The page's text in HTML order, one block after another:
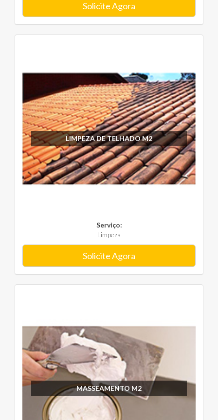
Solicite Agora
LIMPEZA DE TELHADO M2
Serviço:
Limpeza
Solicite Agora
MASSEAMENTO M2